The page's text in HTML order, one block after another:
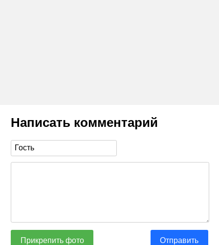
Написать комментарий
Прикрепить фото Отправить